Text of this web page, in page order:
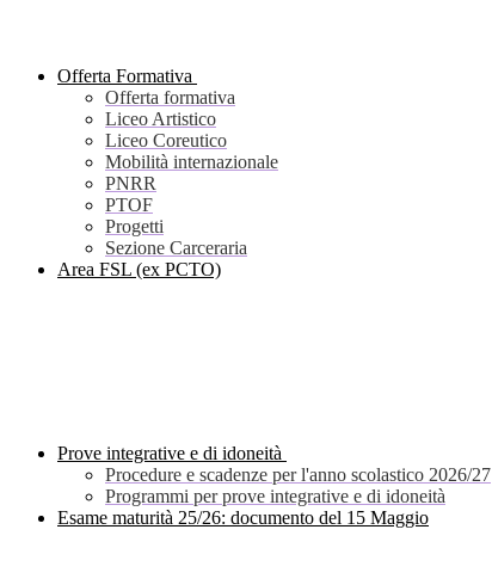
Offerta Formativa
Offerta formativa
Liceo Artistico
Liceo Coreutico
Mobilità internazionale
PNRR
PTOF
Progetti
Sezione Carceraria
Area FSL (ex PCTO)
Prove integrative e di idoneità
Procedure e scadenze per l'anno scolastico 2026/27
Programmi per prove integrative e di idoneità
Esame maturità 25/26: documento del 15 Maggio